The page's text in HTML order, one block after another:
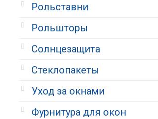
Рольставни
Рольшторы
Солнцезащита
Стеклопакеты
Уход за окнами
Фурнитура для окон